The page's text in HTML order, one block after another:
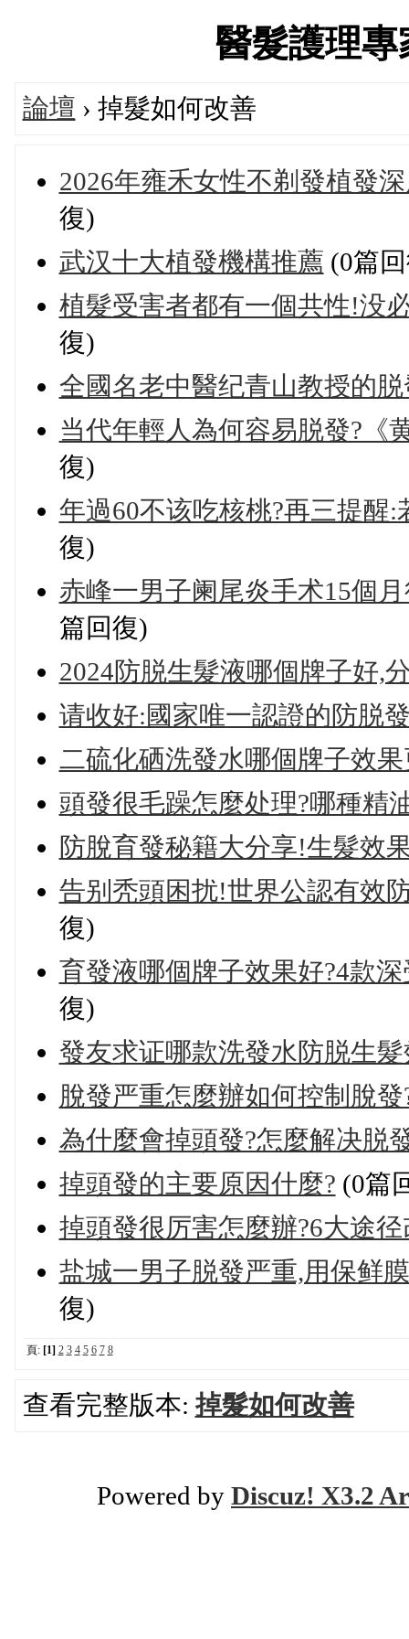
醫髮護理
論壇 › 掉髮如何改善
2026年雍禾女性不剃發植發
復)
武汉十大植發機構推薦 (0篇
植髮受害者都有一個共性!没
復)
全國名老中醫纪青山教授的
当代年輕人為何容易脱發?《
復)
年過60不该吃核桃?再三提醒
復)
赤峰一男子阑尾炎手术15個
篇回復)
2024防脱生髮液哪個牌子好,
请收好:國家唯一認證的防脱
二硫化硒洗發水哪個牌子效
頭發很毛躁怎麼处理?哪種精
防脫育發秘籍大分享!生髮效
告别秃頭困扰!世界公認有效
復)
育發液哪個牌子效果好?4款
復)
發友求证哪款洗發水防脱生
脫發严重怎麼辦如何控制脫
為什麼會掉頭發?怎麼解决脱
掉頭發的主要原因什麼? (0篇
掉頭發很厉害怎麼辦?6大途
盐城一男子脱發严重,用保鲜
復)
頁: [1] 2 3 4 5 6 7 8
查看完整版本:掉髮如何改善
Powered by Discuz! X3.2